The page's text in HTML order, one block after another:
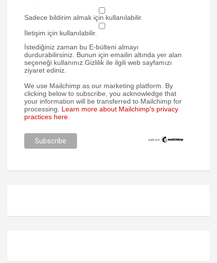
Sadece bildirim almak için kullanılabilir.
İletişim için kullanılabilir.
İstediğiniz zaman bu E-bülteni almayı
durdurabilirsiniz. Bunun için emailin altında yer alan
seçeneği kullanınız.Gizlilik ile ilgili web sayfamızı
ziyaret ediniz.
We use Mailchimp as our marketing platform. By
clicking below to subscribe, you acknowledge that
your information will be transferred to Mailchimp for
processing. Learn more about Mailchimp's privacy
practices here.